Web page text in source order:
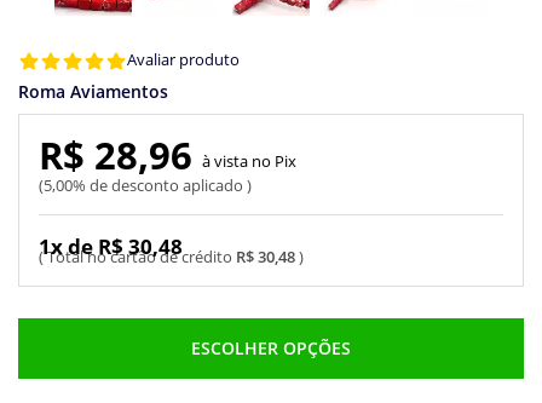
Avaliar produto
Roma Aviamentos
R$ 30,48
1x de R$ 30,48
R$ 28,96
5,00% de desconto aplicado
Pix
ESCOLHER OPÇÕES